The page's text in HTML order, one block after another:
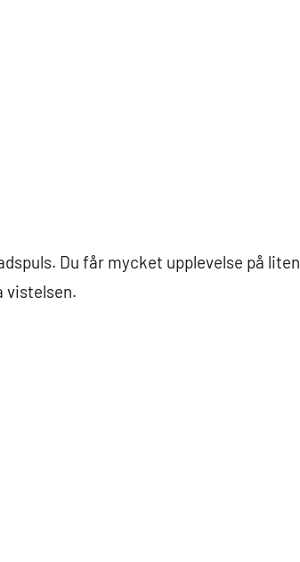
Du får mycket upplevelse på liten
vistelsen.